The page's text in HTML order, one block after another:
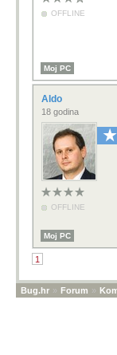
OFFLINE
Moj PC
Aldo
18 godina
OFFLINE
Moj PC
1
Bug.hr » Forum »